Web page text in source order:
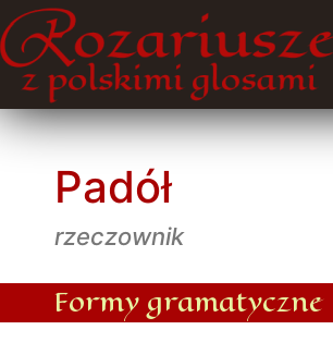
Padół
rzeczownik
Formy gramatyczne